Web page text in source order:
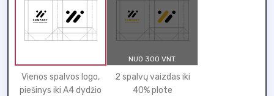
Vienos spalvos logo,
piešinys iki A4 dydžio
NUO 300 VNT.
2 spalvų vaizdas iki
40% plote